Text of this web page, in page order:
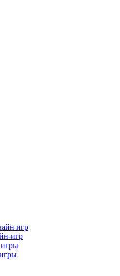
игр
игр